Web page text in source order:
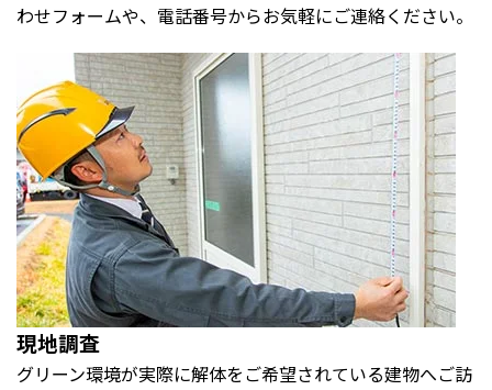
わせフォームや、電話番号からお気軽にご連絡ください。
現地調査
グリーン環境が実際に解体をご希望されている建物へご訪